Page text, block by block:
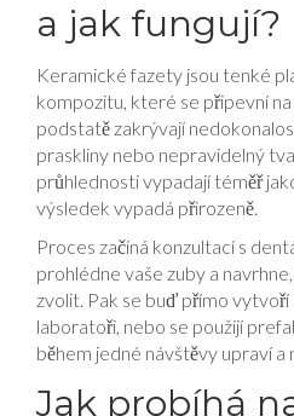
a jak fungují?
Keramické fazety jsou tenké
kompozitu, které se připevní
podstatě zakrývají
praskliny nebo nepravidelný
průhlednosti vypadají téměř
výsledek vypadá přirozeně.
Proces začíná konzultací s
prohlédne vaše zuby a
zvolit. Pak se buď přímo
laboratoři, nebo se použijí
během jedné návštěvy upraví a
Jak probíhá